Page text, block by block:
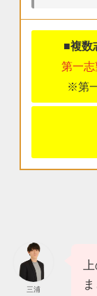
■複数
第一
※第
三浦